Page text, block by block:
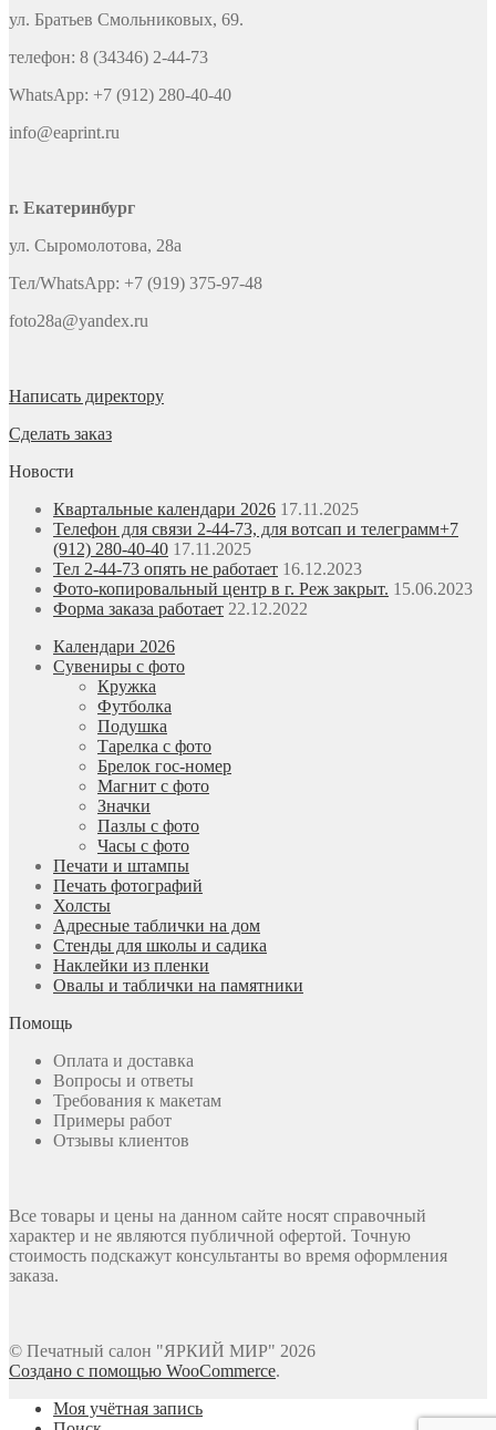
ул. Братьев Смольниковых, 69.
телефон: 8 (34346) 2-44-73
WhatsApp: +7 (912) 280-40-40
info@eaprint.ru
г. Екатеринбург
ул. Сыромолотова, 28а
Тел/WhatsApp: +7 (919) 375-97-48
foto28a@yandex.ru
Написать директору
Сделать заказ
Новости
Квартальные календари 2026 17.11.2025
Телефон для связи 2-44-73, для вотсап и телеграмм+7
(912) 280-40-40 17.11.2025
Тел 2-44-73 опять не работает 16.12.2023
Фото-копировальный центр в г. Реж закрыт. 15.06.2023
Форма заказа работает 22.12.2022
Календари 2026
Сувениры с фото
Кружка
Футболка
Подушка
Тарелка с фото
Брелок гос-номер
Магнит с фото
Значки
Пазлы с фото
Часы с фото
Печати и штампы
Печать фотографий
Холсты
Адресные таблички на дом
Стенды для школы и садика
Наклейки из пленки
Овалы и таблички на памятники
Помощь
Оплата и доставка
Вопросы и ответы
Требования к макетам
Примеры работ
Отзывы клиентов
Все товары и цены на данном сайте носят справочный
характер и не являются публичной офертой. Точную
стоимость подскажут консультанты во время оформления
заказа.
© Печатный салон "ЯРКИЙ МИР" 2026
Создано с помощью WooCommerce.
Моя учётная запись